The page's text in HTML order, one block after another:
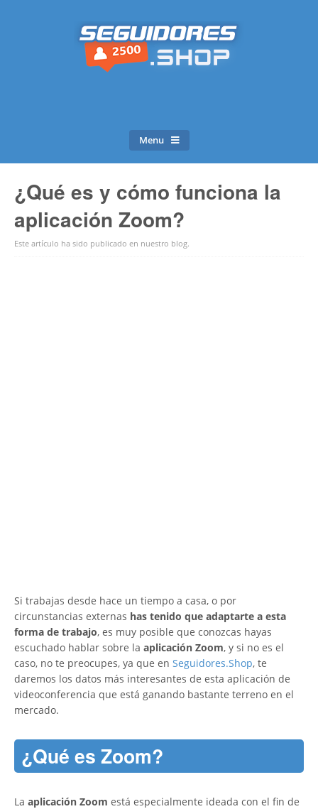
Menu
¿Qué es y cómo funciona la
aplicación Zoom?
Este artículo ha sido publicado en nuestro blog.
Si trabajas desde hace un tiempo a casa, o por
circunstancias externas has tenido que adaptarte a esta
forma de trabajo, es muy posible que conozcas hayas
escuchado hablar sobre la aplicación Zoom, y si no es el
caso, no te preocupes, ya que en Seguidores.Shop, te
daremos los datos más interesantes de esta aplicación de
videoconferencia que está ganando bastante terreno en el
mercado.
¿Qué es Zoom?
La aplicación Zoom está especialmente ideada con el fin de